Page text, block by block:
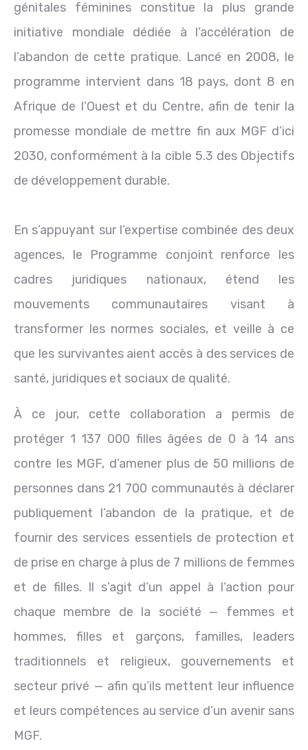
génitales féminines constitue la plus grande
initiative mondiale dédiée à l’accélération de
l’abandon de cette pratique. Lancé en 2008, le
programme intervient dans 18 pays, dont 8 en
Afrique de l’Ouest et du Centre, afin de tenir la
promesse mondiale de mettre fin aux MGF d’ici
2030, conformément à la cible 5.3 des Objectifs
de développement durable.
En s’appuyant sur l’expertise combinée des deux
agences, le Programme conjoint renforce les
cadres juridiques nationaux, étend les
mouvements communautaires visant à
transformer les normes sociales, et veille à ce
que les survivantes aient accès à des services de
santé, juridiques et sociaux de qualité.
À ce jour, cette collaboration a permis de
protéger 1 137 000 filles âgées de 0 à 14 ans
contre les MGF, d’amener plus de 50 millions de
personnes dans 21 700 communautés à déclarer
publiquement l’abandon de la pratique, et de
fournir des services essentiels de protection et
de prise en charge à plus de 7 millions de femmes
et de filles. Il s’agit d’un appel à l’action pour
chaque membre de la société — femmes et
hommes, filles et garçons, familles, leaders
traditionnels et religieux, gouvernements et
secteur privé — afin qu’ils mettent leur influence
et leurs compétences au service d’un avenir sans
MGF.